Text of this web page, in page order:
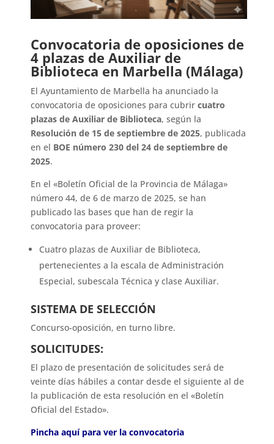
Convocatoria de oposiciones de
4 plazas de Auxiliar de
Biblioteca en Marbella (Málaga)
El Ayuntamiento de Marbella ha anunciado la
convocatoria de oposiciones para cubrircuatro
plazas de Auxiliar de Biblioteca, según la
Resolución de 15 de septiembre de 2025, publicada
en el BOE número 230 del 24 de septiembre de
2025.
En el «Boletín Oficial de la Provincia de Málaga»
número 44, de 6 de marzo de 2025, se han
publicado las bases que han de regir la
convocatoria para proveer:
Cuatro plazas de Auxiliar de Biblioteca,
pertenecientes a la escala de Administración
Especial, subescala Técnica y clase Auxiliar.
SISTEMA DE SELECCIÓN
Concurso-oposición, en turno libre.
SOLICITUDES:
El plazo de presentación de solicitudes será de
veinte días hábiles a contar desde el siguiente al de
la publicación de esta resolución en el «Boletín
Oficial del Estado».
Pincha aquí para ver la convocatoria